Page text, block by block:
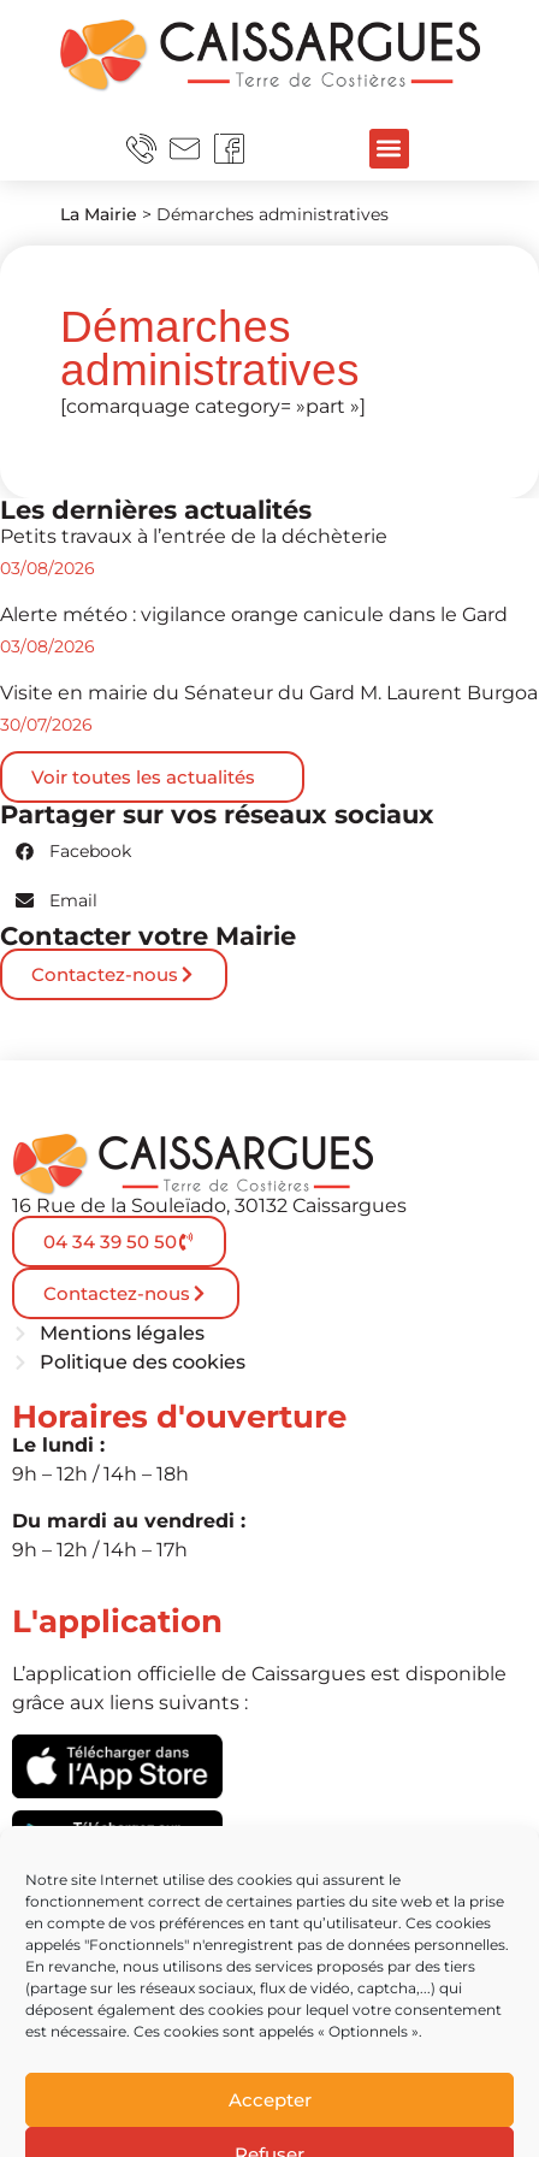
Notre site Internet utilise des cookies qui assurent le
fonctionnement correct de certaines parties du site web et la prise
en compte de vos préférences en tant qu’utilisateur. Ces cookies
appelés "Fonctionnels" n'enregistrent pas de données personnelles.
En revanche, nous utilisons des services proposés par des tiers
(partage sur les réseaux sociaux, flux de vidéo, captcha,...) qui
déposent également des cookies pour lequel votre consentement
est nécessaire. Ces cookies sont appelés « Optionnels ».
Accepter
La Mairie > Démarches administratives
Démarches
administratives
[comarquage category= »part »]
Les dernières actualités
Petits travaux à l’entrée de la déchèterie
03/08/2026
Alerte météo : vigilance orange canicule dans le Gard
03/08/2026
Visite en mairie du Sénateur du Gard M. Laurent Burgoa
30/07/2026
Voir toutes les actualités
Partager sur vos réseaux sociaux
Facebook
Email
Contacter votre Mairie
Contactez-nous
16 Rue de la Souleïado, 30132 Caissargues
04 34 39 50 50
Contactez-nous
Mentions légales
Politique des cookies
Horaires d'ouverture
Le lundi :
9h – 12h / 14h – 18h
Du mardi au vendredi :
9h – 12h / 14h – 17h
L'application
L’application officielle de Caissargues est disponible
grâce aux liens suivants :
Partenaires